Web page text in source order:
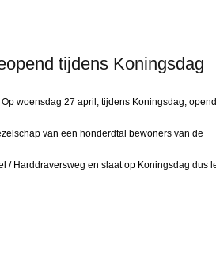
tijdens Koningsdag
woensdag 27 april, tijdens Koningsdag,
van een honderdtal bewoners van de
/ Harddraversweg en slaat op Koningsdag dus